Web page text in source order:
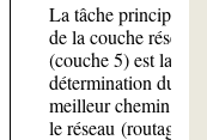
La tâche principale
de la couche réseau
(couche 5) est la
détermination du
meilleur chemin sur
le réseau (routage)